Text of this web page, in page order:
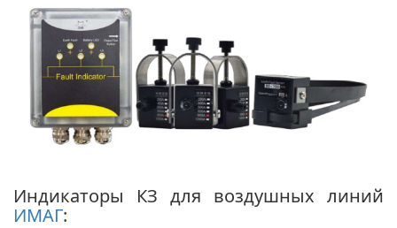
Индикаторы КЗ для воздушных линий
ИМАГ: